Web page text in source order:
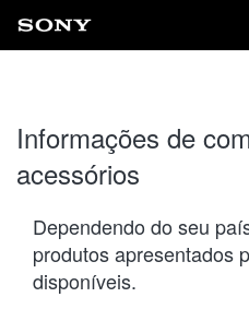
Informações de
acessórios
Dependendo do seu
produtos apresentados
disponíveis.